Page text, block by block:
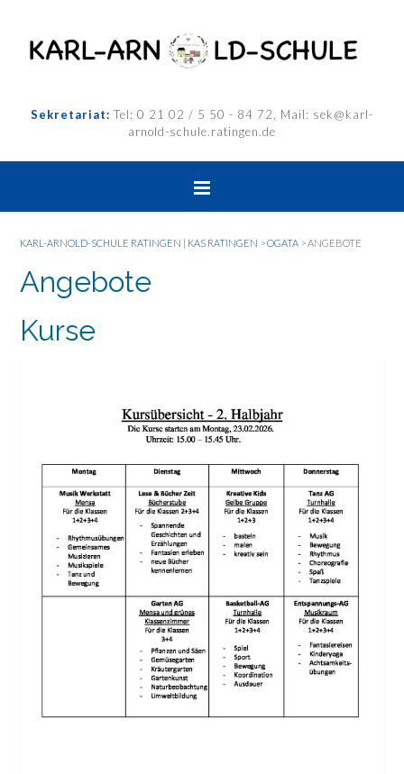
Sekretariat: Tel: 0 21 02 / 5 50 - 84 72, Mail: sek@karl-
arnold-schule.ratingen.de
KARL-ARNOLD-SCHULE RATINGEN | KAS RATINGEN >OGATA >ANGEBOTE
Angebote
Kurse